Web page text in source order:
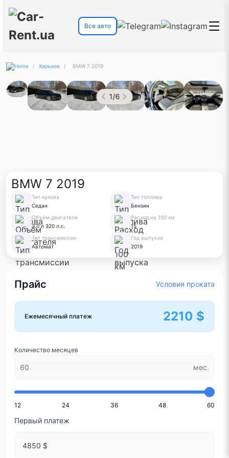
Все авто
/ Харьков / BMW 7 2019
1/6
BMW 7 2019
Тип кузова
Седан
Тип топлива
Бензин
Объём двигателя
3.0 л 320 л.с.
Расход на 100 км
15
Тип трансмиссии
Автомат
Год выпуска
2019
Прайс Условия проката
Ежемесячный платеж 2210 $
Количество месяцев
мес.
12 24 36 48 60
Первый платеж
4850 $